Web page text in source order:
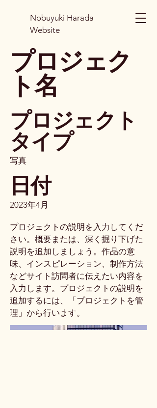
Nobuyuki Harada
Website
プロジェク
ト名
プロジェクト
タイプ
写真
日付
2023年4月
プロジェクトの説明を入力してくだ
さい。概要または、深く掘り下げた
説明を追加しましょう。作品の意
味、インスピレーション、制作方法
などサイト訪問者に伝えたい内容を
入力します。プロジェクトの説明を
追加するには、「プロジェクトを管
理」から行います。